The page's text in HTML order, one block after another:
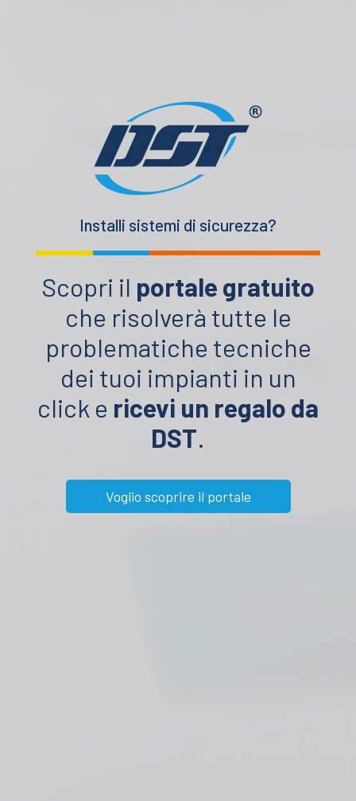
Installi sistemi di sicurezza?
Scopri il portale gratuito
che risolverà tutte le
problematiche tecniche
dei tuoi impianti in un
click e ricevi un regalo da
DST.
Voglio scoprire il portale